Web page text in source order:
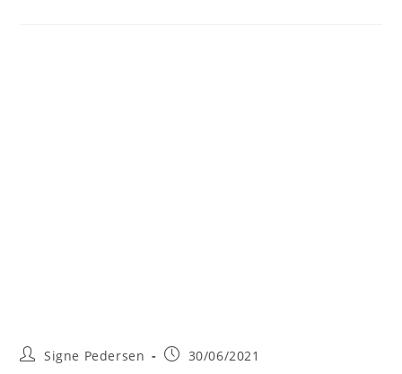
PostSigne Pedersen
Post30/06/2021